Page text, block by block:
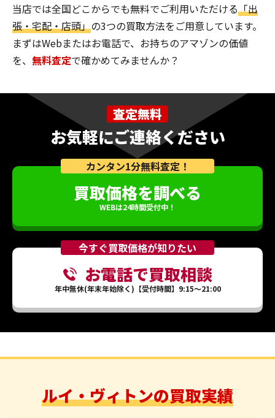
当店では全国どこからでも無料でご利用いただける「出
張・宅配・店頭」の3つの買取方法をご用意しています。
まずはWebまたはお電話で、お持ちのアマゾンの価値
を、 無料査定で確かめてみませんか？
査定無料
お気軽にご連絡ください
カンタン1分無料査定！
買取価格を調べる
WEBは24時間受付中！
今すぐ買取価格が知りたい
お電話で買取相談
年中無休(年末年始除く)【受付時間】9:15～21:00
ルイ・ヴィトンの買取実績